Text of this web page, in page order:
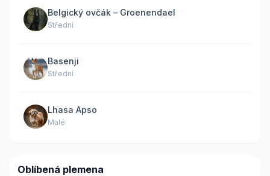
Belgický ovčák – Groenendael
Střední
Basenji
Střední
Lhasa Apso
Malé
Oblíbená plemena